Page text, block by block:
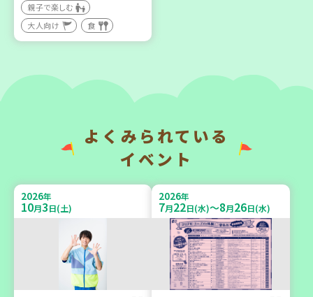
【第3地区本部】地域のつど
い場で憩いのひとときを
【第3地区本部】住み慣れた
地域で暮らしたい 「コープ
2026年
9月6日(日)
2026年
10月6日(火)
親子で楽しむ
大人向け
食
よくみられている
イベント
2026年
10月3日(土)
2026年
7月22日(水)～8月26日(水)